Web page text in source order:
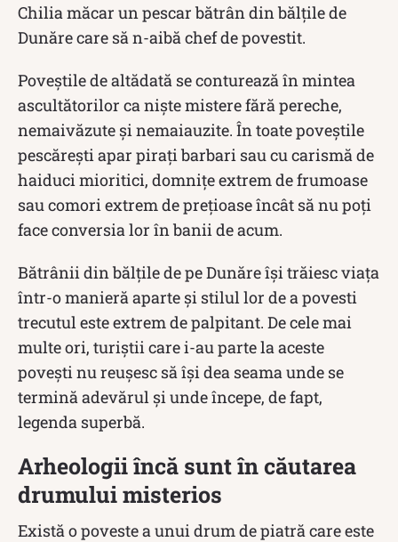
Chilia măcar un pescar bătrân din bălţile de
Dunăre care să n-aibă chef de povestit.
Poveştile de altădată se conturează în mintea
ascultătorilor ca nişte mistere fără pereche,
nemaivăzute şi nemaiauzite. În toate poveștile
pescărești apar piraţi barbari sau cu carismă de
haiduci mioritici, domniţe extrem de frumoase
sau comori extrem de prețioase încât să nu poți
face conversia lor în banii de acum.
Bătrânii din bălţile de pe Dunăre își trăiesc viaţa
într-o manieră aparte şi stilul lor de a povesti
trecutul este extrem de palpitant. De cele mai
multe ori, turiștii care i-au parte la aceste
povești nu reușesc să își dea seama unde se
termină adevărul şi unde începe, de fapt,
legenda superbă.
Arheologii încă sunt în căutarea
drumului misterios
Există o poveste a unui drum de piatră care este